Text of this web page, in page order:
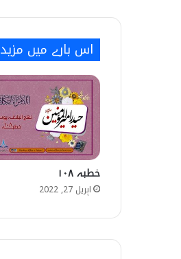
اس بارے میں مزید
خطبہ ۱۰۸
اپریل 27, 2022